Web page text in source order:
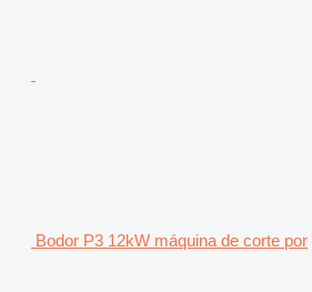
Bodor P3 12kW máquina de corte por